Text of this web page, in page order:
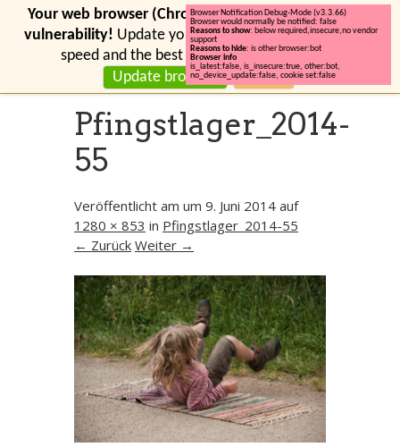
Your web browser (Chrome 131) has a serious security
vulnerability! Update your browser for more security,
speed and the best experience on this site.
Update browser
Ignore
Browser Notification Debug-Mode (v3.3.66)
Browser would normally be notified: false
Reasons to show: below required,insecure,no vendor
support
Reasons to hide: is other browser:bot
Browser info
is_latest:false, is_insecure:true, other:bot,
no_device_update:false, cookie set:false
Pfingstlager_2014-
55
Veröffentlicht am um 9. Juni 2014 auf
1280 × 853 in Pfingstlager_2014-55
← Zurück Weiter →